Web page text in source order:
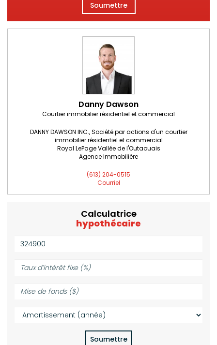
Soumettre
Danny Dawson
Courtier immobilier résidentiel et commercial
DANNY DAWSON INC., Société par actions d'un courtier
immobilier résidentiel et commercial
Royal LePage Vallée de l'Outaouais
Agence Immobilière
(613) 204-0515
Courriel
Calculatrice
hypothécaire
Valeur
de
propriété
($):
d’intérêt
(%):
de
($):
Amortissement
(année):
Soumettre